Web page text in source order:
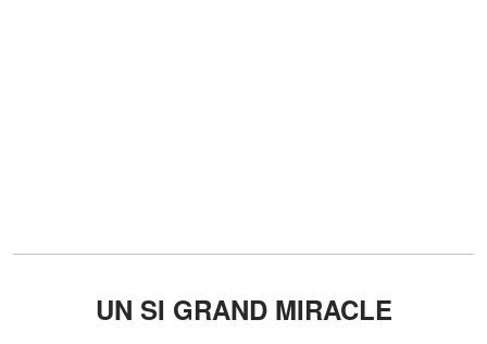
UN SI GRAND MIRACLE